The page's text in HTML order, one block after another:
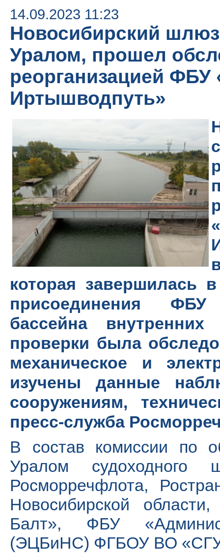
14.09.2023 11:23
Новосибирский
Уралом, прошел
реорганизацией
Иртышводпуть»
которая завершилась
присоединения ФБУ
бассейна
проверки была
механическое и
изучены данные
сооружениям,
пресс-служба
В состав комиссии по
Уралом судоходного
Росморречфлота,
Новосибирской
Балт», ФБУ
(ЭЦБиНС) ФГБОУ ВО